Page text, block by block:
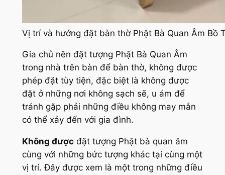
Vị trí và hướng đặt bàn thờ Phật Bà Quan Âm Bồ
Gia chủ nên đặt tượng Phật Bà Quan Âm
trong nhà trên bàn để bàn thờ, không được
phép đặt tùy tiện, đặc biệt là không được
đặt ở những nơi không sạch sẽ, u ám để
tránh gặp phải những điều không may mắn
có thể xảy đến với gia đình.
Không đượcđặt tượng Phật bà quan âm
cùng với những bức tượng khác tại cùng một
vị trí. Đây được xem là một trong những điều